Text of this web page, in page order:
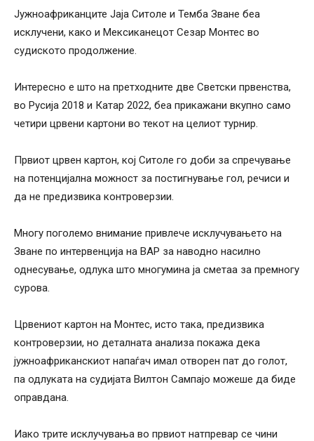
Јужноафриканците Јаја Ситоле и Темба Зване беа
исклучени, како и Мексиканецот Сезар Монтес во
судиското продолжение.
Интересно е што на претходните две Светски првенства,
во Русија 2018 и Катар 2022, беа прикажани вкупно само
четири црвени картони во текот на целиот турнир.
Првиот црвен картон, кој Ситоле го доби за спречување
на потенцијална можност за постигнување гол, речиси и
да не предизвика контроверзии.
Многу поголемо внимание привлече исклучувањето на
Зване по интервенција на ВАР за наводно насилно
однесување, одлука што многумина ја сметаа за премногу
сурова.
Црвениот картон на Монтес, исто така, предизвика
контроверзии, но деталната анализа покажа дека
јужноафриканскиот напаѓач имал отворен пат до голот,
па одлуката на судијата Вилтон Сампајо можеше да биде
оправдана.
Иако трите исклучувања во првиот натпревар се чини